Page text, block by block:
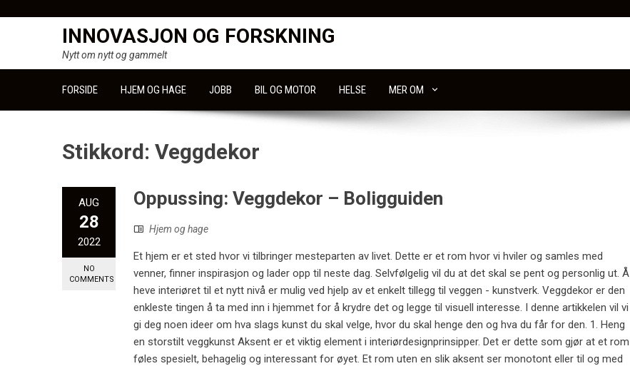
INNOVASJON OG FORSKNING
Nytt om nytt og gammelt
FORSIDE HJEM OG HAGE JOBB BIL OG MOTOR HELSE MER OM
Stikkord: Veggdekor
AUG
28
2022
NO
COMMENTS
Oppussing: Veggdekor – Boligguiden
Hjem og hage
Et hjem er et sted hvor vi tilbringer mesteparten av livet. Dette er et rom hvor vi hviler og samles med
venner, finner inspirasjon og lader opp til neste dag. Selvfølgelig vil du at det skal se pent og personlig ut. Å
heve interiøret til et nytt nivå er mulig ved hjelp av et enkelt tillegg til veggen - kunstverk. Veggdekor er den
enkleste tingen å ta med inn i hjemmet for å krydre det og legge til visuell interesse. I denne artikkelen vil vi
gi deg noen ideer om hva slags kunst du skal velge, hvor du skal henge den og hva du får for den. 1. Heng
en storstilt veggkunst Aksent er et viktig element i interiørdesignprinsipper. Det er dette som gjør at et rom
føles spesielt, behagelig og interessant for øyet. Et rom uten en slik aksent ser monotont eller til og med